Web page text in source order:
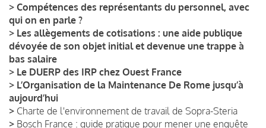
> Compétences des représentants du personnel, avec
qui on en parle ?
> Les allègements de cotisations : une aide publique
dévoyée de son objet initial et devenue une trappe à
bas salaire
> Le DUERP des IRP chez Ouest France
> L’Organisation de la Maintenance De Rome jusqu’à
aujourd’hui
> Charte de l'environnement de travail de Sopra-Steria
> Bosch France : guide pratique pour mener une enquête